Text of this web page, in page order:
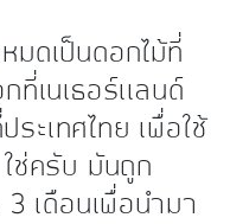
มดเป็นดอกไม้ที่
ที่เนเธอร์เเลนด์
ะเทศไทย เพื่อใช้
ใช่ครับ มันถูก
3 เดือนเพื่อนำมา